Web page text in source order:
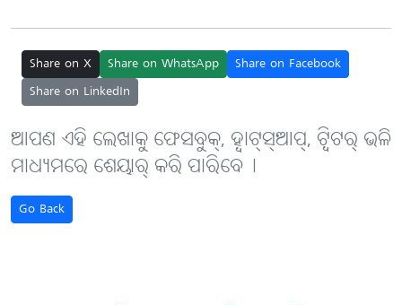
Share on X Share on WhatsApp
Share on Facebook
Share on LinkedIn
ଆପଣ ଏହି ଲେଖାକୁ ଫେସବୁକ୍, ହ୍ବାଟ୍‌ସ୍‌ଆପ୍, ଟ୍ବିଟର୍ ଭଳି
ମାଧ୍ୟମରେ ଶେୟାର୍ କରି ପାରିବେ୤
Go Back